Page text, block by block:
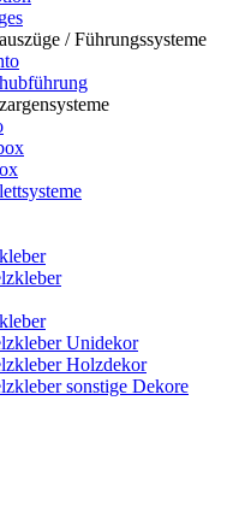
/ Führungssysteme
Unidekor
Holzdekor
sonstige Dekore